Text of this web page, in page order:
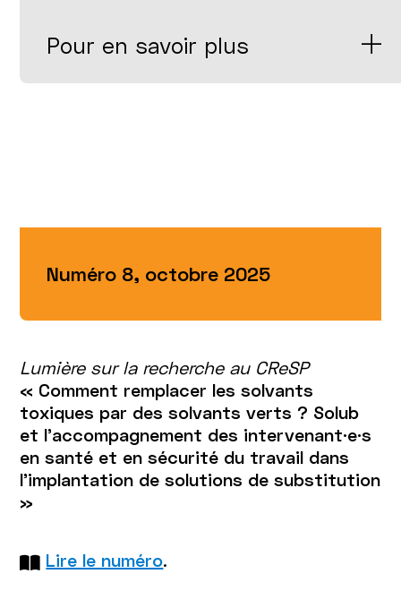
Pour en savoir plus
Numéro 8, octobre 2025
Lumière sur la recherche au CReSP
« Comment remplacer les solvants
toxiques par des solvants verts ? Solub
et l'accompagnement des intervenant·e·s
en santé et en sécurité du travail dans
l'implantation de solutions de substitution
»
Lire le numéro.